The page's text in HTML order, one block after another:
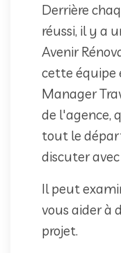
Derrière
réussi, il y a
Avenir
cette équipe
Manager
de l'agence,
tout le
discuter avec
Il peut
vous aider à
projet.